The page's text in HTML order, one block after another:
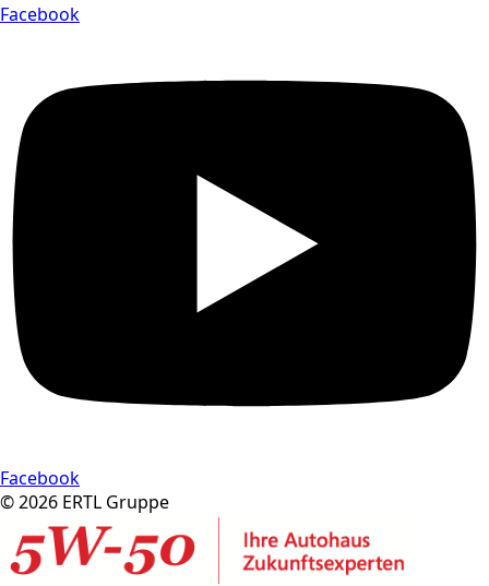
Facebook
Facebook
© 2026 ERTL Gruppe